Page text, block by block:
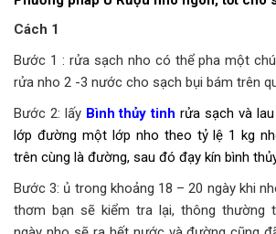
Cách 1
Bước 1 : rửa sạch nho có thể pha một
rửa nho 2 -3 nước cho sạch bụi bám trên
Bước 2: lấy Bình thủy tinhrửa sạch và
lớp đường một lớp nho theo tỷ lệ 1 kg
trên cùng là đường, sau đó đạy kín bình
Bước 3: ủ trong khoảng 18 – 20 ngày khi
thơm bạn sẽ kiểm tra lại, thông thường